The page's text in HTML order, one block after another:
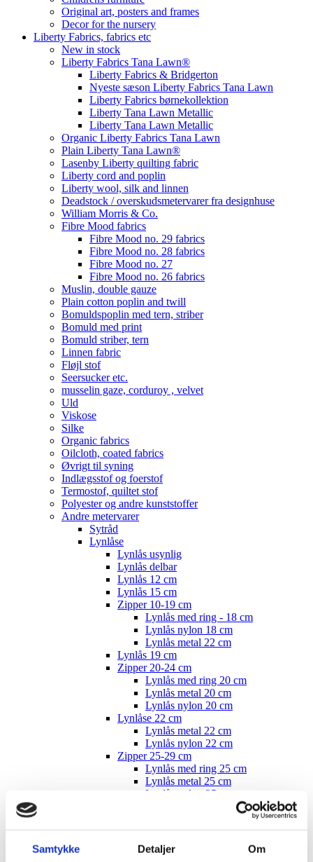
Samtykke Detaljer Om
Original art, posters and frames
Decor for the nursery
Liberty Fabrics, fabrics etc
New in stock
Liberty Fabrics Tana Lawn®
Liberty Fabrics & Bridgerton
Nyeste sæson Liberty Fabrics Tana Lawn
Liberty Fabrics børnekollektion
Liberty Tana Lawn Metallic
Liberty Tana Lawn Metallic
Organic Liberty Fabrics Tana Lawn
Plain Liberty Tana Lawn®
Lasenby Liberty quilting fabric
Liberty cord and poplin
Liberty wool, silk and linnen
Deadstock / overskudsmetervarer fra designhuse
William Morris & Co.
Fibre Mood fabrics
Fibre Mood no. 29 fabrics
Fibre Mood no. 28 fabrics
Fibre Mood no. 27
Fibre Mood no. 26 fabrics
Muslin, double gauze
Plain cotton poplin and twill
Bomuldspoplin med tern, striber
Bomuld med print
Bomuld striber, tern
Linnen fabric
Fløjl stof
Seersucker etc.
musselin gaze, corduroy , velvet
Uld
Viskose
Silke
Organic fabrics
Oilcloth, coated fabrics
Øvrigt til syning
Indlægsstof og foerstof
Termostof, quiltet stof
Polyester og andre kunststoffer
Andre metervarer
Sytråd
Lynlåse
Lynlås usynlig
Lynlås delbar
Lynlås 12 cm
Lynlås 15 cm
Zipper 10-19 cm
Lynlås med ring - 18 cm
Lynlås nylon 18 cm
Lynlås metal 22 cm
Lynlås 19 cm
Zipper 20-24 cm
Lynlås med ring 20 cm
Lynlås metal 20 cm
Lynlås nylon 20 cm
Lynlåse 22 cm
Lynlås metal 22 cm
Lynlås nylon 22 cm
Zipper 25-29 cm
Lynlås med ring 25 cm
Lynlås metal 25 cm
Lynlås nylon 25 cm
Lynlås med ring nylon 25 cm
Zipper 30-34 cm
Lynlås med ring 30 cm
Lynlås metal 30 cm